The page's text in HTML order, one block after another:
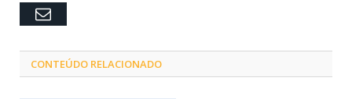
Email
CONTEÚDO RELACIONADO